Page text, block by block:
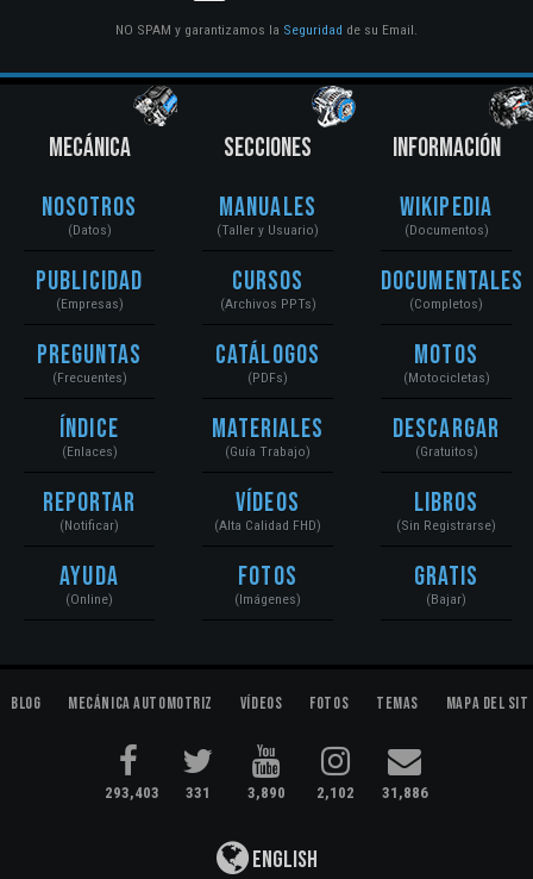
NO SPAM y garantizamos la Seguridad de su Email.
MECÁNICA
Nosotros
(Datos)
Publicidad
(Empresas)
Preguntas
(Frecuentes)
Índice
(Enlaces)
Reportar
(Notificar)
Ayuda
(Online)
SECCIONES
Manuales
(Taller y Usuario)
Cursos
(Archivos PPTs)
Catálogos
(PDFs)
Materiales
(Guía Trabajo)
Vídeos
(Alta Calidad FHD)
Fotos
(Imágenes)
INFORMACIÓN
Wikipedia
(Documentos)
Documentales
(Completos)
Motos
(Motocicletas)
Descargar
(Gratuitos)
Libros
(Sin Registrarse)
Gratis
(Bajar)
Blog Mecánica Automotriz Vídeos Fotos Temas Mapa del
293,403 331 3,890 2,102 31,886
English